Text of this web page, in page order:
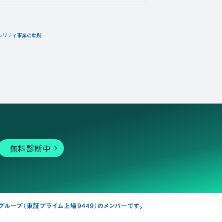
リティ事業の軌跡
無料診断中